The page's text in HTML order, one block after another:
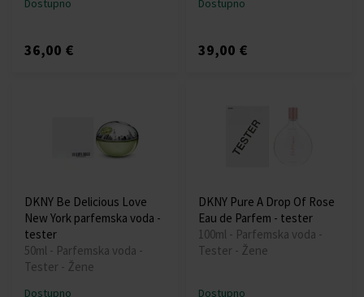
Dostupno
36,00 €
Dostupno
39,00 €
DKNY Be Delicious Love
New York parfemska voda -
tester
50ml - Parfemska voda -
Tester - Žene
Dostupno
DKNY Pure A Drop Of Rose
Eau de Parfem - tester
100ml - Parfemska voda -
Tester - Žene
Dostupno